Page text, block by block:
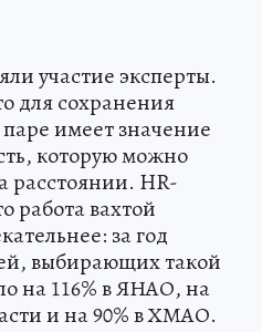
участие эксперты.
для сохранения
имеет значение
которую можно
расстоянии. HR-
работа вахтой
за год
выбирающих такой
на 116% в ЯНАО, на
и на 90% в ХМАО.